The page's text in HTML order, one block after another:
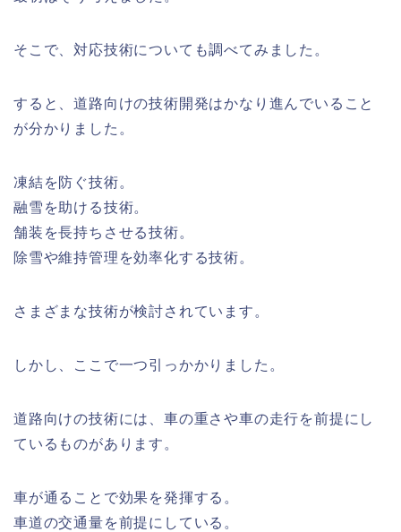
そこで、対応技術についても調べてみました。
すると、道路向けの技術開発はかなり進んでいること
が分かりました。
凍結を防ぐ技術。
融雪を助ける技術。
舗装を長持ちさせる技術。
除雪や維持管理を効率化する技術。
さまざまな技術が検討されています。
しかし、ここで一つ引っかかりました。
道路向けの技術には、車の重さや車の走行を前提にし
ているものがあります。
車が通ることで効果を発揮する。
車道の交通量を前提にしている。